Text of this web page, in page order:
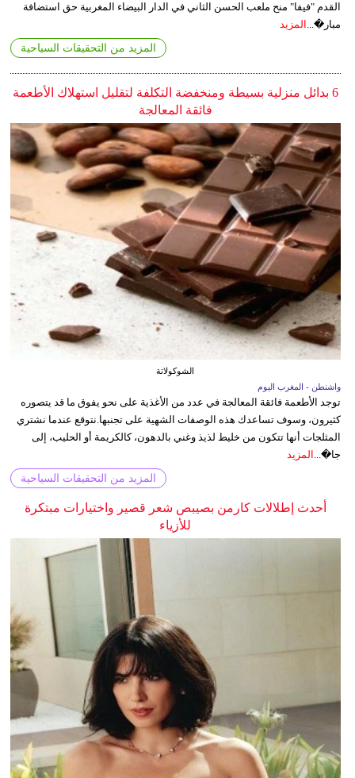
القدم "فيفا" منح ملعب الحسن الثاني في الدار البيضاء المغربية حق استضافة
مبار�... المزيد
المزيد من التحقيقات السياحية
6 بدائل منزلية بسيطة ومنخفضة التكلفة لتقليل استهلاك الأطعمة
فائقة المعالجة
الشوكولاتة
واشنطن - المغرب اليوم
توجد الأطعمة فائقة المعالجة في عدد من الأغذية على نحو يفوق ما قد يتصوره
كثيرون، وسوف تساعدك هذه الوصفات الشهية على تجنبها.نتوقع عندما نشتري
المثلجات أنها تتكون من خليط لذيذ وغني بالدهون، كالكريمة أو الحليب، إلى
جا�...
المزيد
المزيد من التحقيقات السياحية
أحدث إطلالات كارمن بصيبص شعر قصير واختيارات مبتكرة
للأزياء